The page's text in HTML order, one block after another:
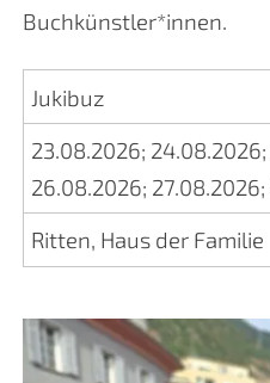
Buchkünstler*innen.
Jukibuz
23.08.2026; 24.08.2026;
26.08.2026; 27.08.2026;
Ritten, Haus der Familie